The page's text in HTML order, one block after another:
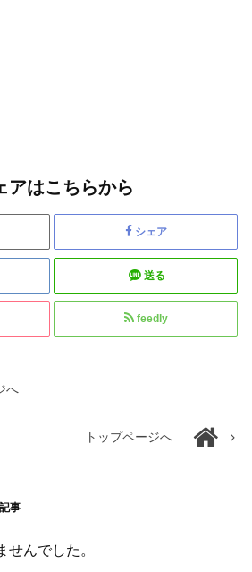
アはこちらから
シェア
送る
feedly
へ
トップページへ
事
せんでした。